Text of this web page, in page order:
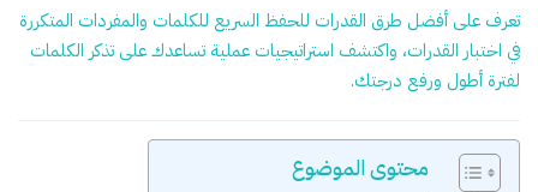
تعرف على أفضل طرق القدرات للحفظ السريع للكلمات والمفردات المتكررة
في اختبار القدرات، واكتشف استراتيجيات عملية تساعدك على تذكر الكلمات
لفترة أطول ورفع درجتك.
محتوى الموضوع